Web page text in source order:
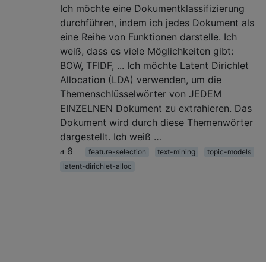
Ich möchte eine Dokumentklassifizierung
durchführen, indem ich jedes Dokument als
eine Reihe von Funktionen darstelle. Ich
weiß, dass es viele Möglichkeiten gibt:
BOW, TFIDF, ... Ich möchte Latent Dirichlet
Allocation (LDA) verwenden, um die
Themenschlüsselwörter von JEDEM
EINZELNEN Dokument zu extrahieren. Das
Dokument wird durch diese Themenwörter
dargestellt. Ich weiß …
8
feature-selection text-mining
topic-models
latent-dirichlet-alloc